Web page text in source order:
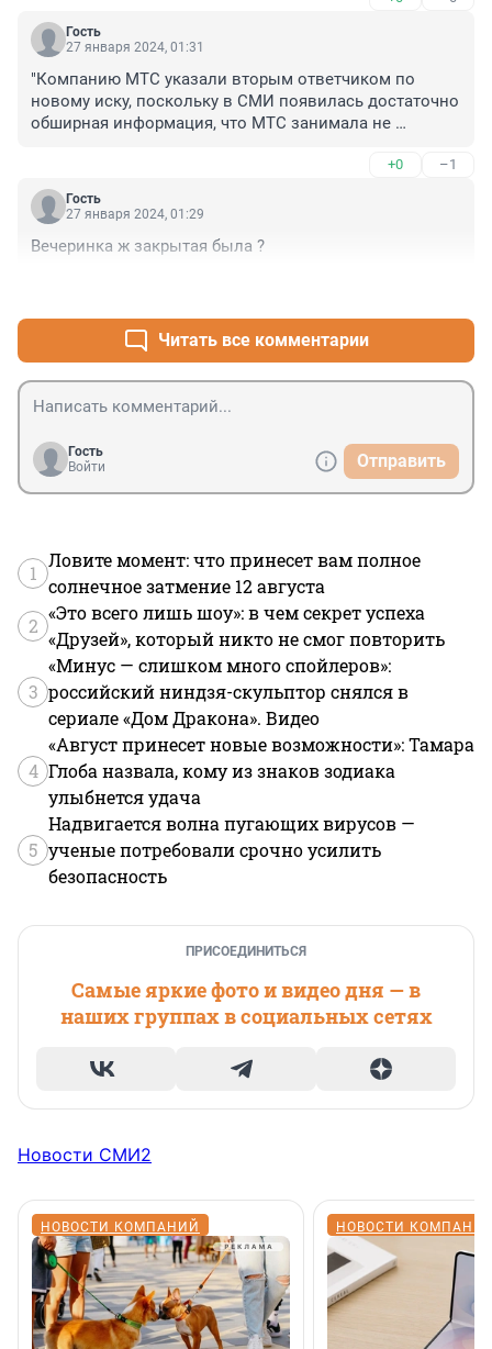
Гость
27 января 2024, 01:31
"Компанию МТС указали вторым ответчиком по
новому иску, поскольку в СМИ появилась достаточно
обширная информация, что МТС занимала не
вечеринки. Об этом свидетельствует участие топ-
менеджмента компании, а также привлечение
различных рекламных активностей, в том числе
которой является МТС», — заявил адвокат Владислав
показывает, что компания МТС была одним из
главных бенефициаров «голой» вечеринки."
Вот оказывается что, это компания МТС
зарабатывала на "голой вечеринке"? Думаю, Байден и
дискредитировать Россия и армию, надо с них тоже
взыскать и оштрафовать заодно. Может, на этом
наконец успокоятся.
+0 –1
Гость
27 января 2024, 01:29
Вечеринка ж закрытая была ?
Читать все комментарии
Гость
Войти
Отправить
1
Ловите момент: что принесет вам полное
солнечное затмение 12 августа
2
«Это всего лишь шоу»: в чем секрет успеха
«Друзей», который никто не смог повторить
3
«Минус — слишком много спойлеров»:
российский ниндзя-скульптор снялся в
сериале «Дом Дракона». Видео
4
«Август принесет новые возможности»: Тамара
Глоба назвала, кому из знаков зодиака
улыбнется удача
5
Надвигается волна пугающих вирусов —
ученые потребовали срочно усилить
безопасность
ПРИСОЕДИНИТЬСЯ
Самые яркие фото и видео дня — в
наших группах в социальных сетях
Новости СМИ2
НОВОСТИ КОМПАНИЙ НОВОСТИ